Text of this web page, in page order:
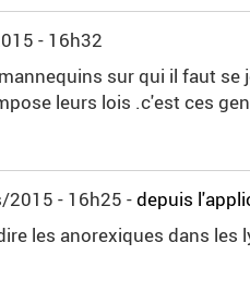
- 16h32
sur qui il faut
leurs lois .c'est ces
2015 - 16h25 -depuis
les anorexiques dans les